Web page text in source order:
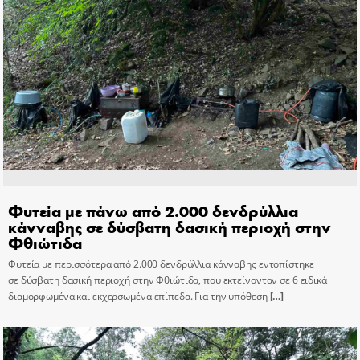
Φυτεία με πάνω από 2.000 δενδρύλλια
κάνναβης σε δύσβατη δασική περιοχή στην
Φθιώτιδα
Φυτεία με περισσότερα από 2.000 δενδρύλλια κάνναβης εντοπίστηκε
σε δύσβατη δασική περιοχή στην Φθιώτιδα, που εκτείνονταν σε 6 ειδικά
διαμορφωμένα και εκχερσωμένα επίπεδα. Για την υπόθεση[…]